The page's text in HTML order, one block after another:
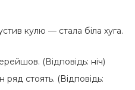
кулю — стала біла хуга.
(Відповідь: ніч)
стоять. (Відповідь: